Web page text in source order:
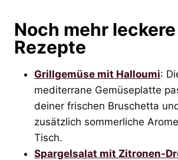
Noch mehr leckere
Rezepte
Grillgemüse mit Halloumi:
mediterrane Gemüseplatte
deiner frischen Bruschetta
zusätzlich sommerliche
Tisch.
Spargelsalat mit Zitronen-